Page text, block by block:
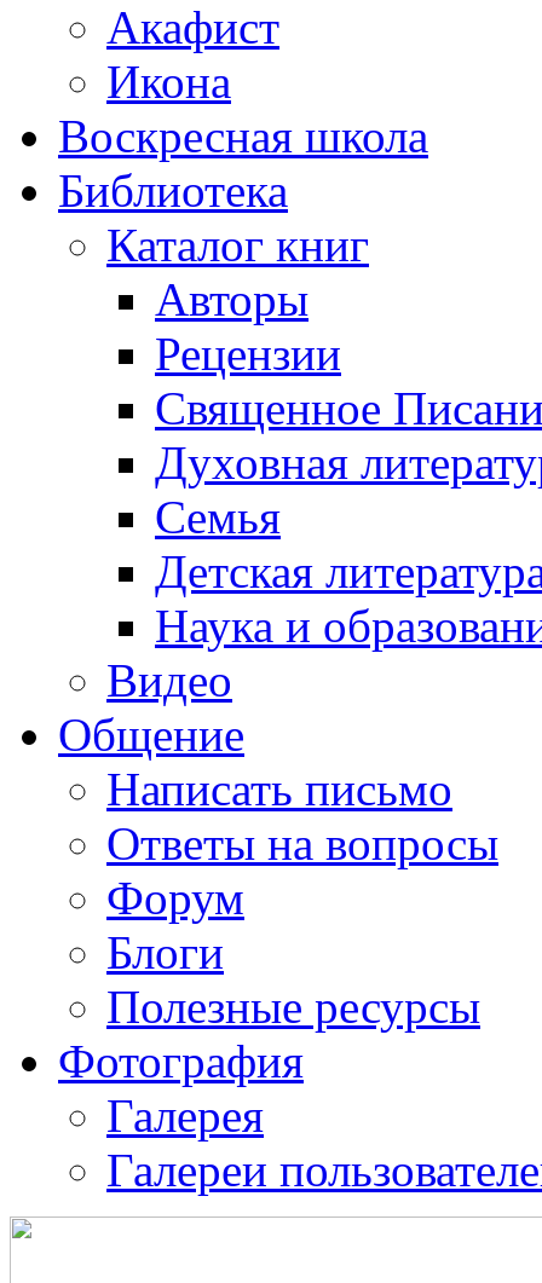
Акафист
Икона
Воскресная школа
Библиотека
Каталог книг
Авторы
Рецензии
Священное
Духовная
Семья
Детская
Наука и
Видео
Общение
Написать письмо
Ответы на вопросы
Форум
Блоги
Полезные ресурсы
Фотография
Галерея
Галереи